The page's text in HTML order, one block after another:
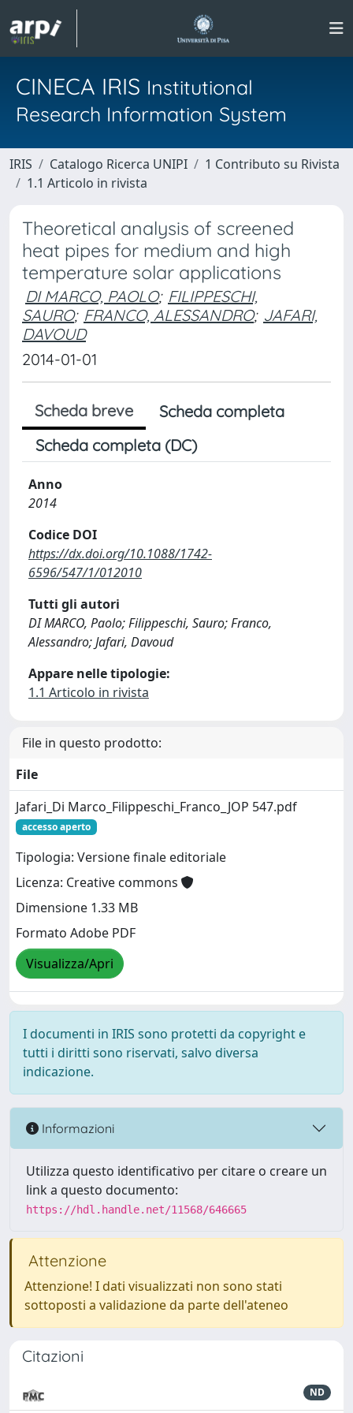
CINECA IRIS Institutional
Research Information System
IRIS Catalogo Ricerca UNIPI
1 Contributo su Rivista
1.1 Articolo in rivista
Theoretical analysis of screened
heat pipes for medium and high
temperature solar applications
DI MARCO, PAOLO; FILIPPESCHI,
SAURO; FRANCO, ALESSANDRO; JAFARI,
DAVOUD
2014-01-01
Scheda breve
Scheda completa
Scheda completa (DC)
Anno
2014
Codice DOI
https://dx.doi.org/10.1088/1742-
6596/547/1/012010
Tutti gli autori
DI MARCO, Paolo; Filippeschi, Sauro; Franco,
Alessandro; Jafari, Davoud
Appare nelle tipologie:
1.1 Articolo in rivista
File in questo prodotto:
File
Jafari_Di Marco_Filippeschi_Franco_JOP 547.pdf
accesso aperto
Tipologia: Versione finale editoriale
Licenza: Creative commons
Dimensione 1.33 MB
Formato Adobe PDF
Visualizza/Apri
I documenti in IRIS sono protetti da copyright e
tutti i diritti sono riservati, salvo diversa
indicazione.
Informazioni
Utilizza questo identificativo per citare o creare un
link a questo documento:
https://hdl.handle.net/11568/646665
Attenzione
Attenzione! I dati visualizzati non sono stati
sottoposti a validazione da parte dell'ateneo
Citazioni
ND